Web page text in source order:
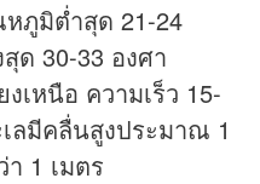
ภูมิต่ำสุด 21-24
ด 30-33 องศา
เหนือ ความเร็ว 15-
ลมีคลื่นสูงประมาณ 1
1 เมตร